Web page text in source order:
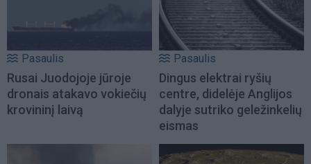
Pasaulis
Rusai Juodojoje jūroje
dronais atakavo vokiečių
krovininį laivą
Pasaulis
Dingus elektrai ryšių
centre, didelėje Anglijos
dalyje sutriko geležinkelių
eismas